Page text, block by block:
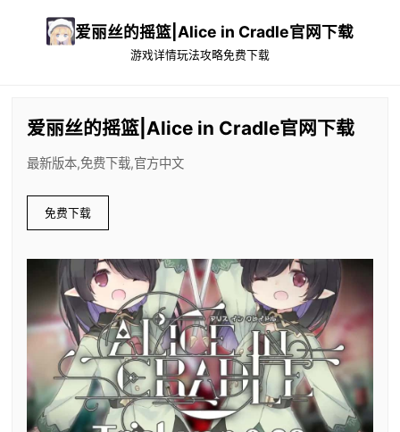
爱丽丝的摇篮|Alice in Cradle官网下载
游戏详情玩法攻略免费下载
爱丽丝的摇篮|Alice in Cradle官网下载
最新版本,免费下载,官方中文
免费下载